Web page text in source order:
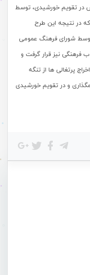
در تقویم خورشیدی، توسط
در نتیجه این طرح
ماه 1384 خورشیدی توسط شورای فرهنگ عمومی
فرهنگی نیز قرار گرفت و
پرتغالی ها از تنگه
و در تقویم خورشیدی